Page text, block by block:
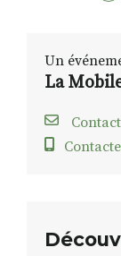
Un
La